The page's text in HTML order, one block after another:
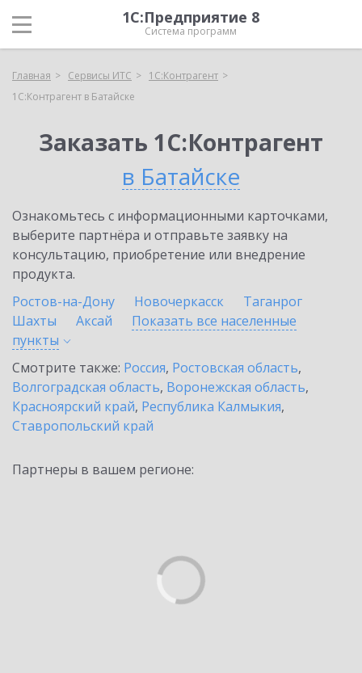
1С:Предприятие 8
Система программ
Главная Сервисы ИТС
1С:Контрагент
1С:Контрагент в Батайске
Заказать 1С:Контрагент
в Батайске
Ознакомьтесь с информационными карточками,
выберите партнёра и отправьте заявку на
консультацию, приобретение или внедрение
продукта.
Ростов-на-Дону
Новочеркасск
Таганрог
Шахты
Аксай
Показать все населенные
пункты
Смотрите также: Россия, Ростовская область,
Волгоградская область, Воронежская область,
Красноярский край, Республика Калмыкия,
Ставропольский край
Партнеры в вашем регионе: